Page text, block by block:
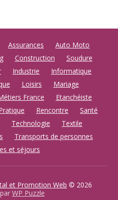
Assurances
Auto Moto
Construction
Soudure
Industrie
Informatique
Loisirs
Mariage
France
Etanchéiste
Rencontre
Santé
Technologie
Textile
Transports de personnes
et séjours
et Promotion Web © 2026
WP Puzzle